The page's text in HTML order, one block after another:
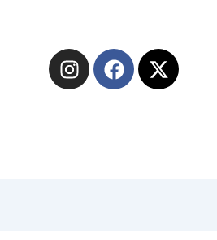
I
n
F
a
X
-